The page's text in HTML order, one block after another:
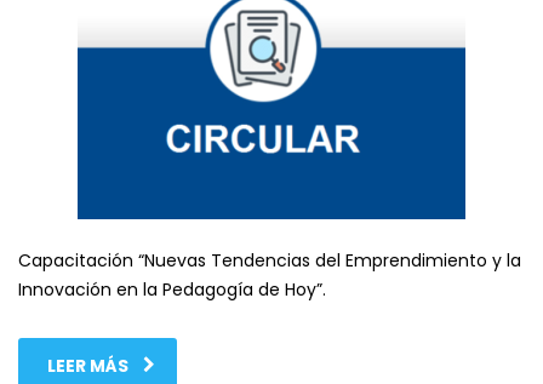
Capacitación “Nuevas Tendencias del Emprendimiento y la
Innovación en la Pedagogía de Hoy”.
LEER MÁS